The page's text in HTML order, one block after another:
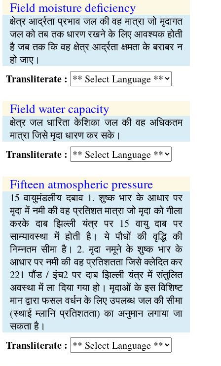
Field moisture deficiency
क्षेत्र आर्द्रता प्रभाव जल की वह मात्रा जो मृदागत
जल को तब तक धारण रखने के लिए आवश्यक होती
है जब तक कि वह क्षेत्र आर्द्रता क्षमता के बराबर न
हो जाए।
:
Field water capacity
क्षेत्र जल धारिता केशिका जल की वह अधिकतम
मात्रा जिसे मृदा धारण कर सके।
:
Fifteen atmospheric pressure
15 वायुमंडलीय दबाव 1. शुष्क भार के आधार पर
मृदा में नमी की वह प्रतिशत मात्रा जो मृदा को गीला
करके दाब झिल्ली यंत्र पर 15 वायु दाब पर
साम्यावस्था में होती है। ये पौधों की वृद्धि की
निम्‍नतम सीमा है। 2. मृदा नमूने के शुष्क भार के
आधार पर नमी की वह प्रतिशतता जिसे क्लेदित कर
221 पौंड / इंच2 पर दाब झिल्ली यंत्र में संतुलित
अवस्था में ला दिया गया हो। मृदाओं के इस विशिष्‍ट
मान द्वारा फसल वर्धन के लिए उपलब्ध जल की सीमा
(स्थाई म्लानि प्रतिशतता) का अनुमान लगाया जा
सकता है।
: